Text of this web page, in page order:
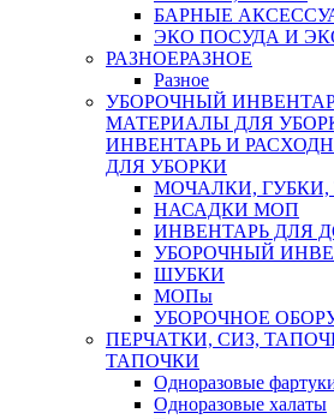
БАРНЫЕ
ЭКО ПОСУДА И
РАЗНОЕРАЗНОЕ
Разное
УБОРОЧНЫЙ
МАТЕРИАЛЫ ДЛЯ
ИНВЕНТАРЬ И
ДЛЯ УБОРКИ
МОЧАЛКИ,
НАСАДКИ МОП
ИНВЕНТАРЬ ДЛЯ
УБОРОЧНЫЙ
ШУБКИ
МОПы
УБОРОЧНОЕ
ПЕРЧАТКИ, СИЗ,
ТАПОЧКИ
Одноразовые
Одноразовые халаты